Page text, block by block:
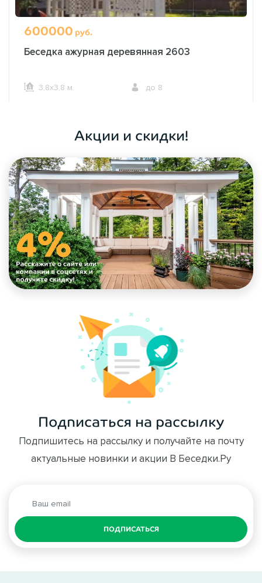
600000 руб.
Беседка ажурная деревянная 2603
3,8х3,8 м. до 8
Акции и скидки!
Подписаться на рассылку
Подпишитесь на рассылку и получайте на почту
актуальные новинки и акции В Беседки.Ру
ПОДПИСАТЬСЯ